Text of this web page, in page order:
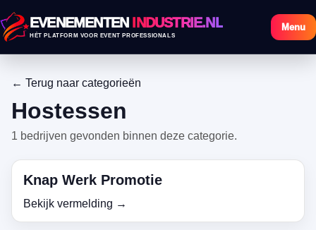
EVENEMENTEN INDUSTRIE.NL
HÉT PLATFORM VOOR EVENT PROFESSIONALS
Menu
← Terug naar categorieën
Hostessen
1 bedrijven gevonden binnen deze categorie.
Knap Werk Promotie
Bekijk vermelding →